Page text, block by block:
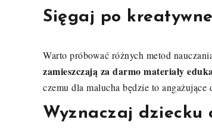
Sięgaj po
Warto próbować różnych metod
zamieszczają za darmo materiały
czemu dla malucha będzie to angażujące
Wyznaczaj dziecku